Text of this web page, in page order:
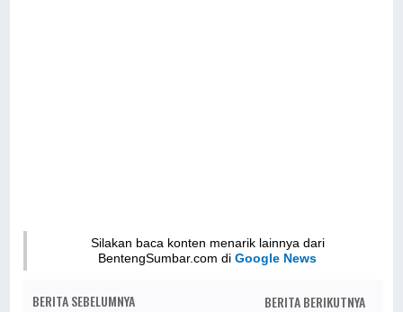
Silakan baca konten menarik lainnya dari
BentengSumbar.com diGoogle News
BERITA SEBELUMNYA BERITA BERIKUTNYA